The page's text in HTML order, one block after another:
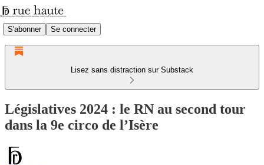
S'abonner Se connecter
Lisez sans distraction sur Substack
Législatives 2024 : le RN au second tour
dans la 9e circo de l’Isère